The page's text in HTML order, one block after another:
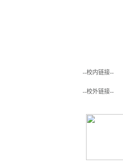
--校内链接--
--校外链接--